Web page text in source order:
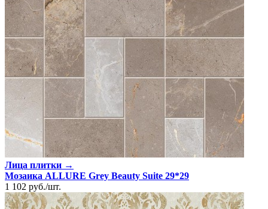
Лица плитки →
Мозаика ALLURE Grey Beauty Suite 29*29
1 102 руб./шт.